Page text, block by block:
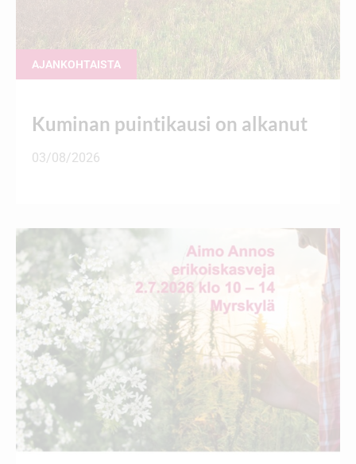
AJANKOHTAISTA
Kuminan puintikausi on alkanut
03/08/2026